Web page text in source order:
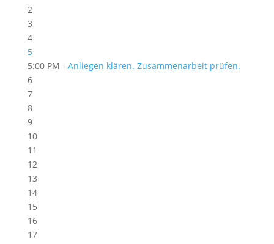
2
3
4
5
5:00 PM - Anliegen klären. Zusammenarbeit prüfen.
6
7
8
9
10
11
12
13
14
15
16
17